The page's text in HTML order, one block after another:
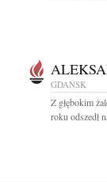
GDAŃSK
Z głębokim
roku odszedł